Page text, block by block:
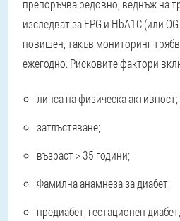
препоръчва редовно, веднъж на
изследват за FPG и HbA1C (или
повишен, такъв мониторинг
ежегодно. Рисковите фактори
липса на физическа активност;
затлъстяване;
възраст > 35 години;
Фамилна анамнеза за диабет;
предиабет, гестационен